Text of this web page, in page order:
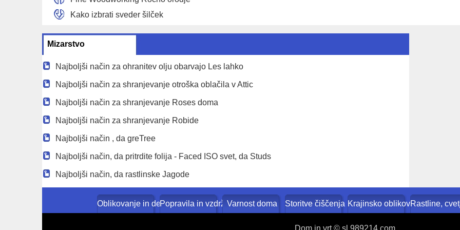
Kako izbrati sveder šilček
Mizarstvo
Najboljši način za ohranitev olju obarvajo Les lahko
Najboljši način za shranjevanje otroška oblačila v Attic
Najboljši način za shranjevanje Roses doma
Najboljši način za shranjevanje Robide
Najboljši način , da greTree
Najboljši način, da pritrdite folija - Faced ISO svet, da Studs
Najboljši način, da rastlinske Jagode
Oblikovanje in dekoracija domaPopravila in vzdrževanje doma
Varnost doma Storitve čiščenja Krajinsko oblikovanje in
Rastline,
Dom in vrt © sl.989214.com